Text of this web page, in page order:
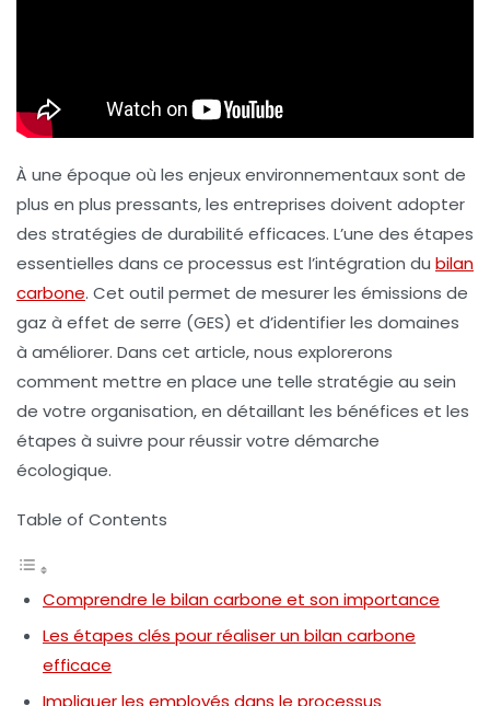
À une époque où les enjeux environnementaux sont de
plus en plus pressants, les entreprises doivent adopter
des stratégies de durabilité efficaces. L’une des étapes
essentielles dans ce processus est l’intégration du bilan
carbone. Cet outil permet de mesurer les émissions de
gaz à effet de serre (GES) et d’identifier les domaines
à améliorer. Dans cet article, nous explorerons
comment mettre en place une telle stratégie au sein
de votre organisation, en détaillant les bénéfices et les
étapes à suivre pour réussir votre démarche
écologique.
Table of Contents
Comprendre le bilan carbone et son importance
Les étapes clés pour réaliser un bilan carbone
efficace
Impliquer les employés dans le processus